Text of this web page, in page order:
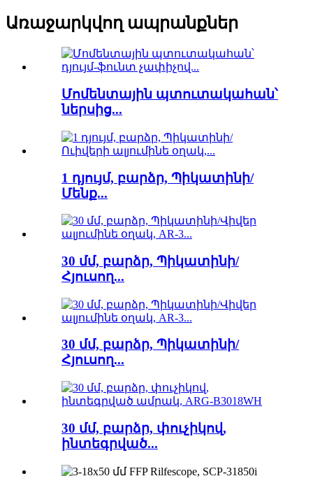
Առաջարկվող ապրանքներ
Մոմենտային պտուտակահան՝
ներսից...
1 դյույմ, բարձր, Պիկատինի/
Մենք...
30 մմ, բարձր, Պիկատինի/
Հյուսող...
30 մմ, բարձր, Պիկատինի/
Հյուսող...
30 մմ, բարձր, փուչիկով,
ինտեգրված...